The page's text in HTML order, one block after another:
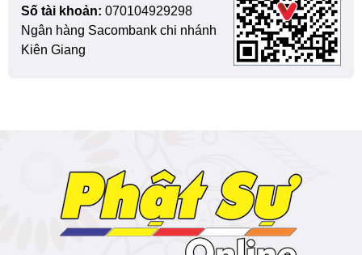
Số tài khoản: 070104929298
Ngân hàng Sacombank chi nhánh
Kiên Giang